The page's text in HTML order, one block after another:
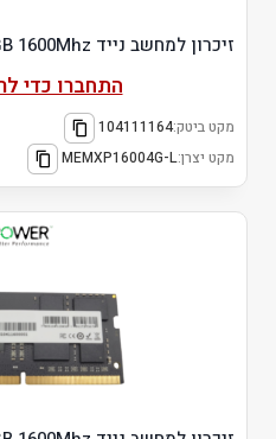
זיכרון למחשב נייד XPower G5 DDR3 4GB 1600Mhz
התחברו כדי
מקט ביטק:104111164
מקט יצרן:MEMXP16004G-L